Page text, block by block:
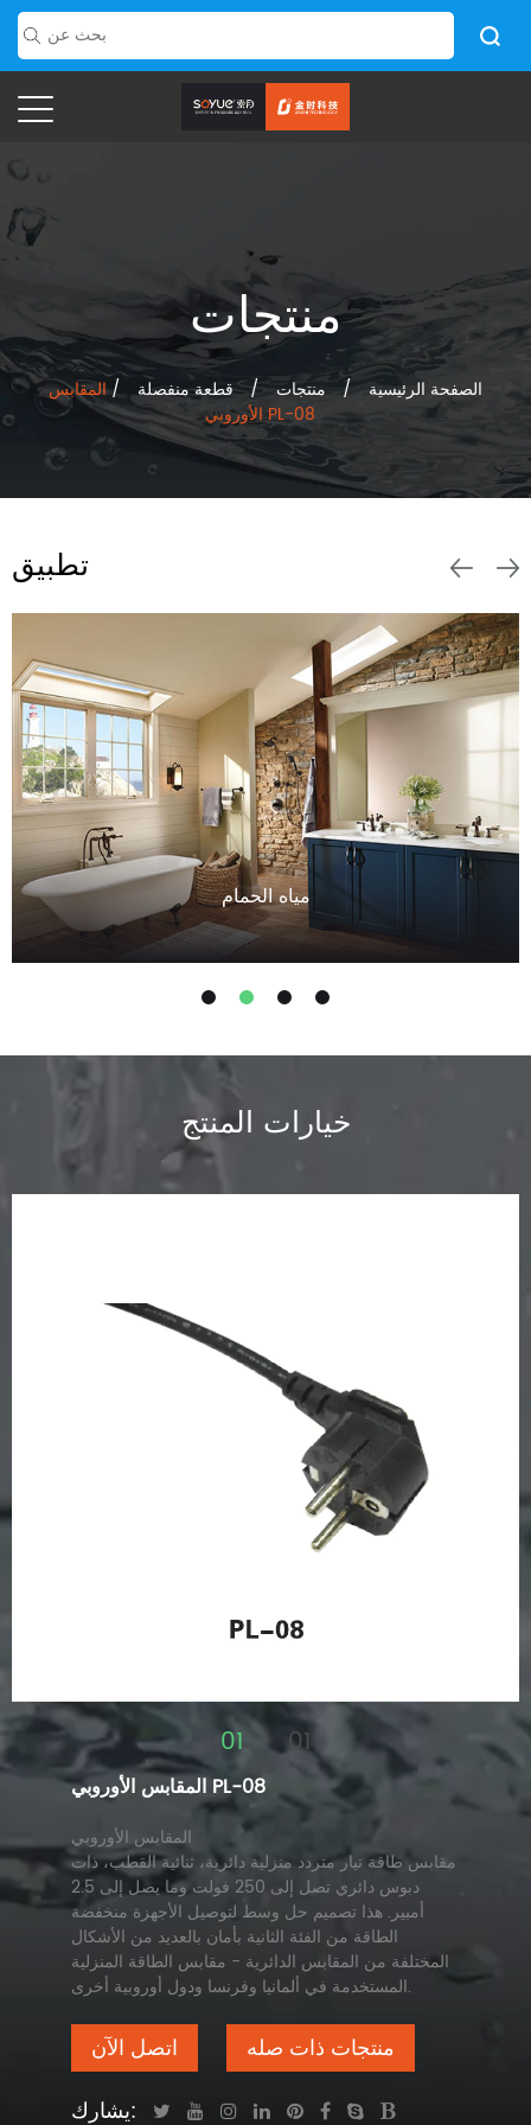
منتجات
الصفحة الرئيسية / منتجات / قطعة منفصلة /المقابس
الأوروبي PL-08
تطبيق
مياه الحمام
خيارات المنتج
01 01
المقابس الأوروبي PL-08
المقابس الأوروبي
مقابس طاقة تيار متردد منزلية دائرية، ثنائية القطب، ذات
دبوس دائري تصل إلى 250 فولت وما يصل إلى 2.5
أمبير. هذا تصميم حل وسط لتوصيل الأجهزة منخفضة
الطاقة من الفئة الثانية بأمان بالعديد من الأشكال
المختلفة من المقابس الدائرية - مقابس الطاقة المنزلية
المستخدمة في ألمانيا وفرنسا ودول أوروبية أخرى.
اتصل الآن
منتجات ذات صله
يشارك: